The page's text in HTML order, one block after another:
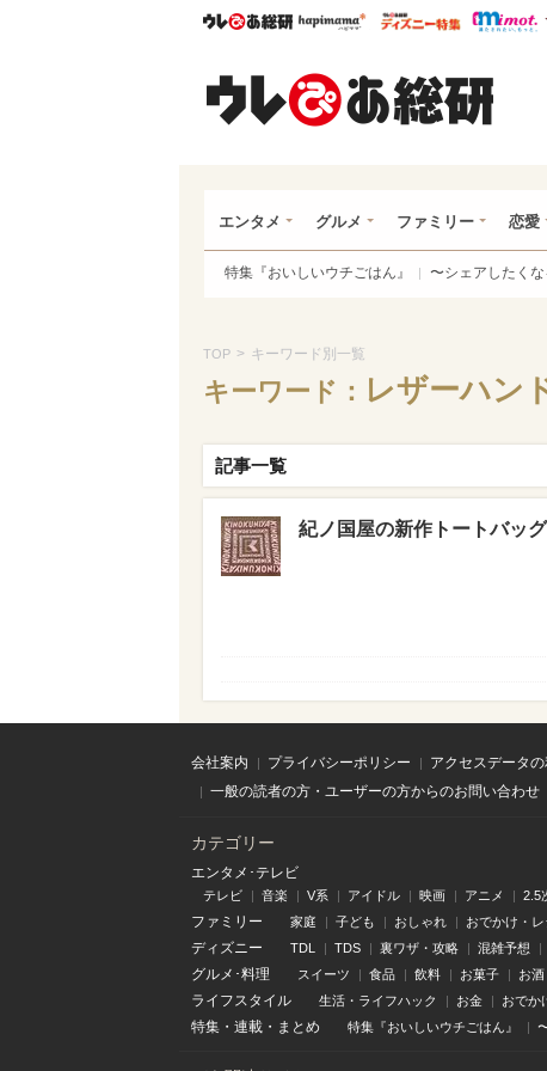
ウレぴあ総研ハピママ* ウレぴあ
エンタメ グルメ ファミリー 恋愛
特集『おいしいウチごはん』 〜シェアしたく
TOP > キーワード別一覧
キーワード： レザーハン
記事一覧
紀ノ国屋の新作トートバッ
会社案内 プライバシーポリシー アクセスデータ
一般の読者の方・ユーザーの方からのお問い合わせ
カテゴリー
エンタメ･テレビ
テレビ 音楽 V系 アイドル 映画 アニメ 2.5
ファミリー 家庭 子ども おしゃれ おでかけ・レ
ディズニー TDL TDS 裏ワザ・攻略 混雑予想
グルメ･料理 スイーツ 食品 飲料 お菓子 お酒
ライフスタイル 生活・ライフハック お金 おでか
特集 ・ 連載 ・ まとめ 特集『おいしいウチごはん』